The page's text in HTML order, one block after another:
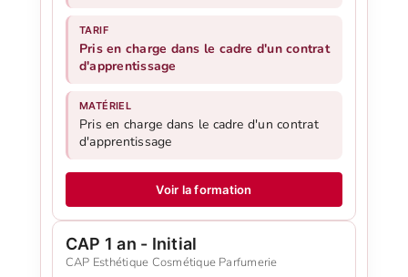
TARIF
Pris en charge dans le cadre d'un contrat
d'apprentissage
MATÉRIEL
Pris en charge dans le cadre d'un contrat
d'apprentissage
Voir la formation
CAP 1 an - Initial
CAP Esthétique Cosmétique Parfumerie